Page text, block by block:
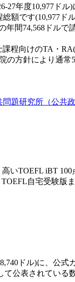
年度10,977ド
です(10,977
間74,568ドル
程向けのTA・
方針により通常
題研究所（公共政
いTOEFL iBT
自宅受験版
ドル)に、公
公表されてい